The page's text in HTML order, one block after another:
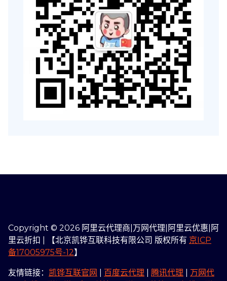
Copyright © 2026 阿里云代理商|万网代理|阿里云优惠|阿
里云折扣 | 【北京凯铧互联科技有限公司 版权所有 京ICP
备17005975号-12】
友情链接： 凯铧互联官网 百度云代理 腾讯代理
万网代